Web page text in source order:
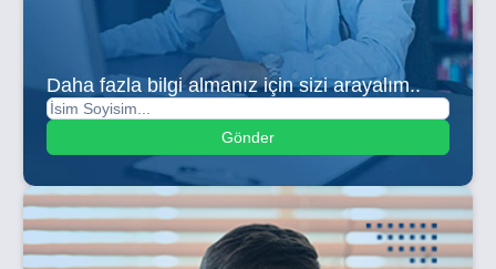
Daha fazla bilgi almanız için sizi arayalım..
Gönder